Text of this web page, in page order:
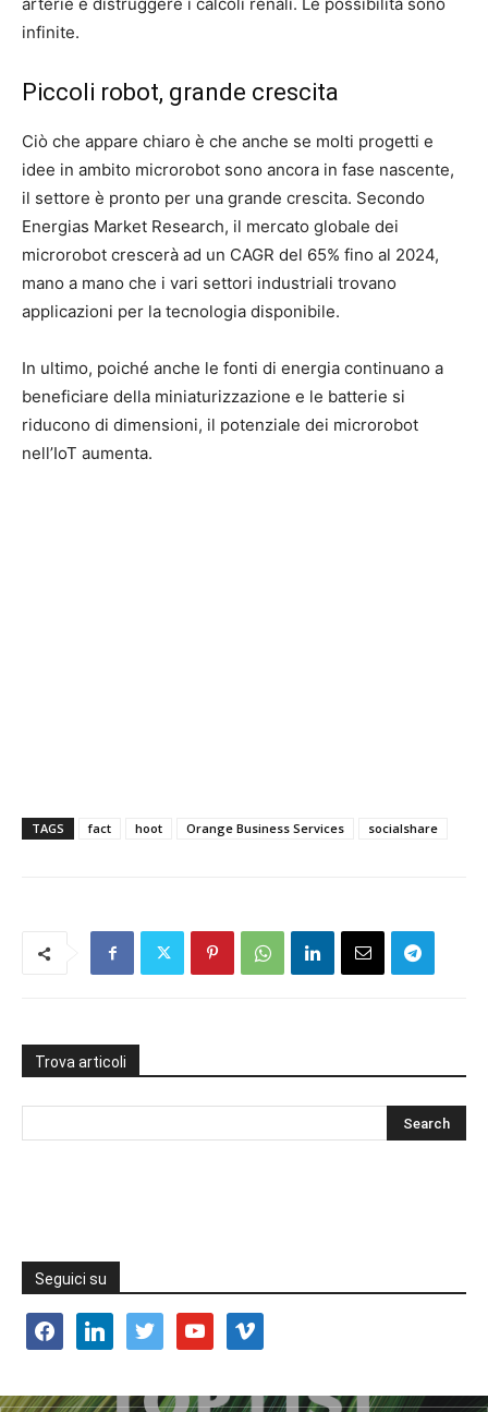
infinite.
Piccoli robot, grande crescita
Ciò che appare chiaro è che anche se molti progetti e
idee in ambito microrobot sono ancora in fase nascente,
il settore è pronto per una grande crescita. Secondo
Energias Market Research, il mercato globale dei
microrobot crescerà ad un CAGR del 65% fino al 2024,
mano a mano che i vari settori industriali trovano
applicazioni per la tecnologia disponibile.
In ultimo, poiché anche le fonti di energia continuano a
beneficiare della miniaturizzazione e le batterie si
riducono di dimensioni, il potenziale dei microrobot
nell’IoT aumenta.
TAGS fact hoot Orange Business Services socialshare
Trova articoli
Seguici su
facebooklinkedin twitter youtube vimeo